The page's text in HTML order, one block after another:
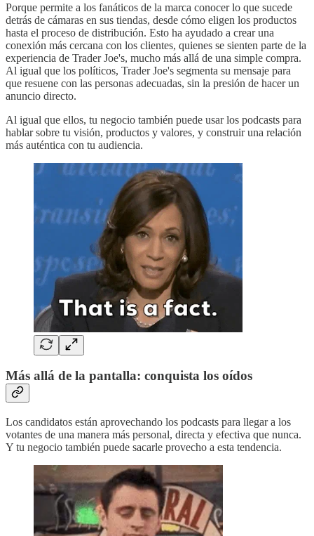
Porque permite a los fanáticos de la marca conocer lo que sucede
detrás de cámaras en sus tiendas, desde cómo eligen los productos
hasta el proceso de distribución. Esto ha ayudado a crear una
conexión más cercana con los clientes, quienes se sienten parte de la
experiencia de Trader Joe's, mucho más allá de una simple compra.
Al igual que los políticos, Trader Joe's segmenta su mensaje para
que resuene con las personas adecuadas, sin la presión de hacer un
anuncio directo.
Al igual que ellos, tu negocio también puede usar los podcasts para
hablar sobre tu visión, productos y valores, y construir una relación
más auténtica con tu audiencia.
Más allá de la pantalla: conquista los oídos
Los candidatos están aprovechando los podcasts para llegar a los
votantes de una manera más personal, directa y efectiva que nunca.
Y tu negocio también puede sacarle provecho a esta tendencia.